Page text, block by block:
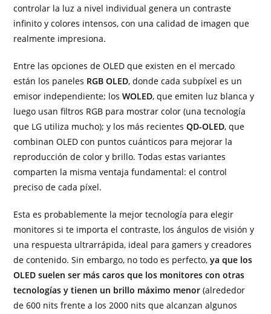
controlar la luz a nivel individual genera un contraste
infinito y colores intensos, con una calidad de imagen que
realmente impresiona.
Entre las opciones de OLED que existen en el mercado
están los paneles RGB OLED, donde cada subpíxel es un
emisor independiente; losWOLED, que emiten luz blanca y
luego usan filtros RGB para mostrar color (una tecnología
que LG utiliza mucho); y los más recientesQD-OLED, que
combinan OLED con puntos cuánticos para mejorar la
reproducción de color y brillo. Todas estas variantes
comparten la misma ventaja fundamental: el control
preciso de cada píxel.
Esta es probablemente la mejor tecnología para elegir
monitores si te importa el contraste, los ángulos de visión y
una respuesta ultrarrápida, ideal para gamers y creadores
de contenido. Sin embargo, no todo es perfecto,ya que los
OLED suelen ser más caros que los monitores con otras
tecnologías y tienen un brillo máximo menor(alrededor
de 600 nits frente a los 2000 nits que alcanzan algunos